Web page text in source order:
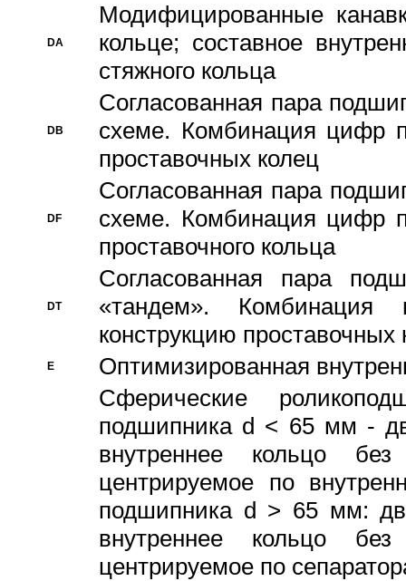
DA
Модифицированные
кольце; составное
стяжного кольца
DB
Согласованная пара
схеме. Комбинация цифр
проставочных колец
DF
Согласованная пара
схеме. Комбинация цифр
проставочного кольца
DT
Согласованная пара
«тандем».
конструкцию проставочных
E
Оптимизированная
Сферические
подшипника d < 65 мм -
внутреннее кольцо
центрируемое по
подшипника d > 65 мм:
внутреннее кольцо
центрируемое по